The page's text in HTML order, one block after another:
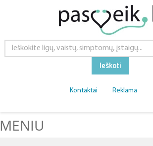
Ieškoti
Kontaktai Reklama
MENIU